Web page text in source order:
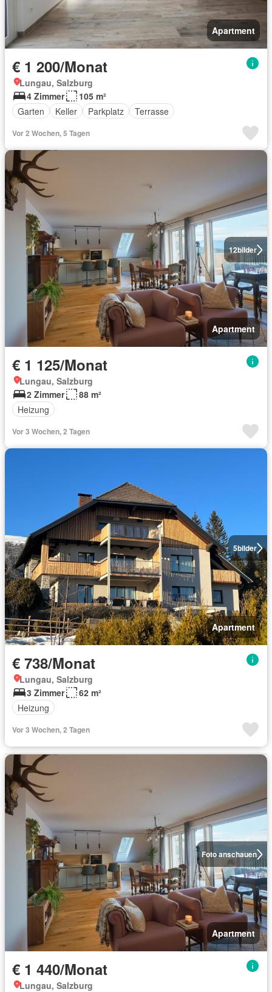
Apartment
€ 1 200/Monat
Lungau, Salzburg
4 Zimmer
105 m²
Garten
Keller Parkplatz Terrasse
Vor 2 Wochen, 5 Tagen
12bilder
Apartment
€ 1 125/Monat
Lungau, Salzburg
2 Zimmer
88 m²
Heizung
Vor 3 Wochen, 2 Tagen
5bilder
Apartment
€ 738/Monat
Lungau, Salzburg
3 Zimmer
62 m²
Heizung
Vor 3 Wochen, 2 Tagen
Foto anschauen
Apartment
€ 1 440/Monat
Lungau, Salzburg